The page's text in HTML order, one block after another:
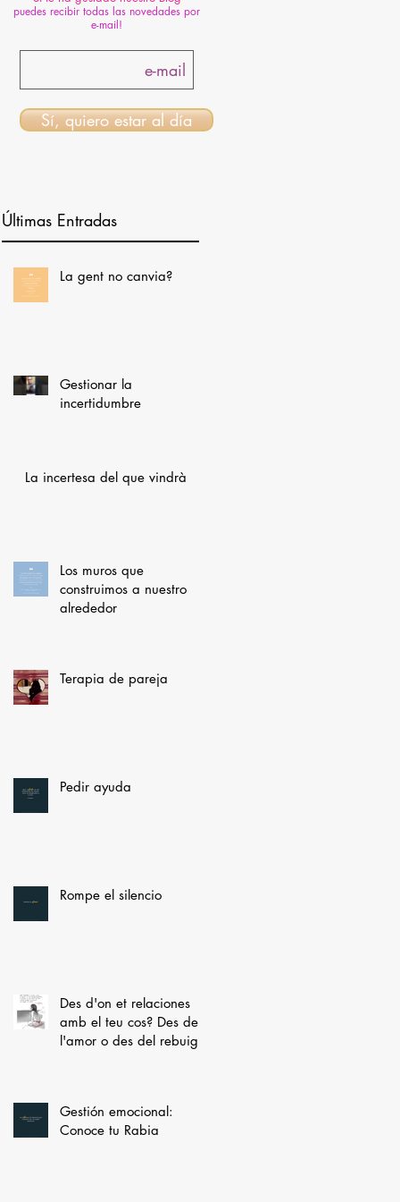
puedes recibir todas las novedades por
e-mail!
Sí, quiero estar al día
Últimas Entradas
La gent no canvia?
Gestionar la
incertidumbre
La incertesa del que vindrà
Los muros que
construimos a nuestro
alrededor
Terapia de pareja
Pedir ayuda
Rompe el silencio
Des d'on et relaciones
amb el teu cos? Des de
l'amor o des del rebuig?
Gestión emocional:
Conoce tu Rabia